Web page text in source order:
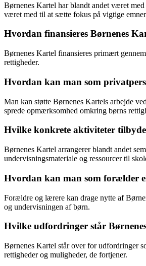
Børnenes Kartel har blandt andet været
været med til at sætte fokus på vigtige
Hvordan finansieres Børnenes
Børnenes Kartel finansieres primært
rettigheder.
Hvordan kan man som
Man kan støtte Børnenes Kartels arbejde
sprede opmærksomhed omkring børns
Hvilke konkrete aktiviteter
Børnenes Kartel arrangerer blandt andet
undervisningsmateriale og ressourcer til
Hvordan kan man som forælder
Forældre og lærere kan drage nytte af
og undervisningen af børn.
Hvilke udfordringer står
Børnenes Kartel står over for udfordringer
rettigheder og muligheder, de fortjener.